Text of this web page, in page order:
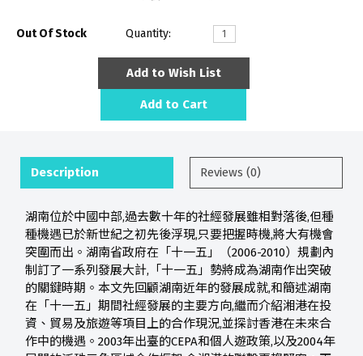
Out Of Stock Quantity:
Add to Wish List
Add to Cart
Description Reviews (0)
湖南位於中國中部,過去數十年的社經發展雖相對落後,但種
種機遇已於新世紀之初先後浮現,只要把握時機,將大有機會
突圍而出。湖南省政府在「十一五」（2006-2010）規劃內
制訂了一系列發展大計,「十一五」勢將成為湖南作出突破
的關鍵時期。本文先回顧湖南近年的發展成就,和簡述湖南
在「十一五」期間社經發展的主要方向,繼而介紹湘港在投
資、貿易及旅遊等項目上的合作現況,並探討香港在未來合
作中的機遇。2003年出臺的CEPA和個人遊政策,以及2004年